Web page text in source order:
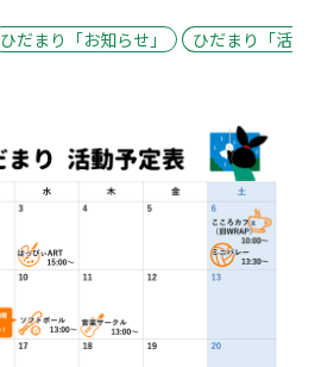
ひだまり「お知らせ」
ひだまり「活